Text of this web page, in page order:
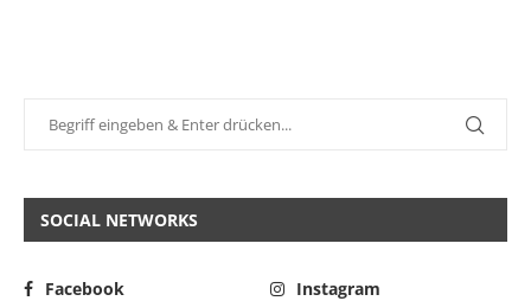
SOCIAL NETWORKS
Facebook
Instagram